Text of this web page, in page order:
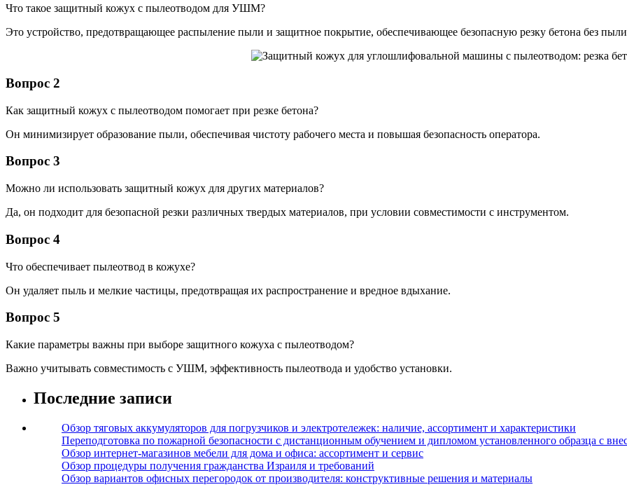
Что такое защитный кожух с пылеотводом для УШМ?
Это устройство, предотвращающее распыление пыли и защитное покрытие, обеспечивающее безопасную резку бетона без
Вопрос 2
Как защитный кожух с пылеотводом помогает при резке бетона?
Он минимизирует образование пыли, обеспечивая чистоту рабочего места и повышая безопасность оператора.
Вопрос 3
Можно ли использовать защитный кожух для других материалов?
Да, он подходит для безопасной резки различных твердых материалов, при условии совместимости с инструментом.
Вопрос 4
Что обеспечивает пылеотвод в кожухе?
Он удаляет пыль и мелкие частицы, предотвращая их распространение и вредное вдыхание.
Вопрос 5
Какие параметры важны при выборе защитного кожуха с пылеотводом?
Важно учитывать совместимость с УШМ, эффективность пылеотвода и удобство установки.
Последние записи
Обзор тяговых аккумуляторов для погрузчиков и электротележек: наличие, ассортимент и характеристики
Переподготовка по пожарной безопасности с дистанционным обучением и дипломом установленного образца с
Обзор интернет-магазинов мебели для дома и офиса: ассортимент и сервис
Обзор процедуры получения гражданства Израиля и требований
Обзор вариантов офисных перегородок от производителя: конструктивные решения и материалы